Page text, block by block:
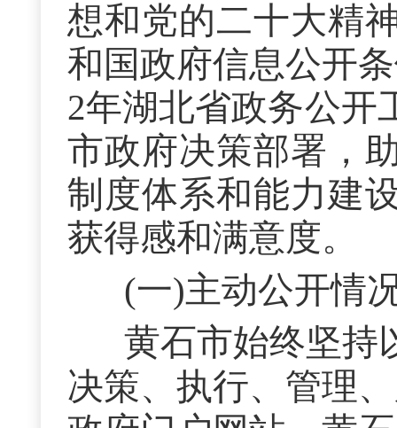
想和党的二十大精
和国政府信息公开
2年湖北省政务公开
市政府决策部署，
制度体系和能力建
获得感和满意度。
(一)主动公开情
黄石市始终坚持
决策、执行、管理